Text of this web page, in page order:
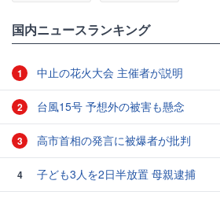
国内ニュースランキング
1 中止の花火大会 主催者が説明
2 台風15号 予想外の被害も懸念
3 高市首相の発言に被爆者が批判
4 子ども3人を2日半放置 母親逮捕